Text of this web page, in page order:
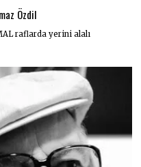
Özdil
raflarda yerini alalı